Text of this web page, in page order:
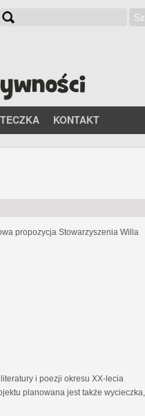
Szukaj
KONTAKT
propozycja Stowarzyszenia Willa
i poezji okresu XX-lecia
planowana jest także wycieczka,